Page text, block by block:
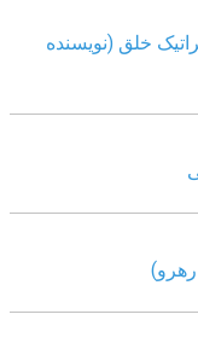
خلق (نویسنده